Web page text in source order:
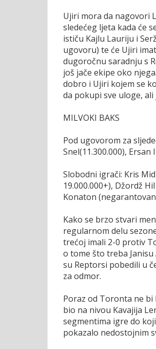
Ujiri mora da nagovori
sledećeg ljeta kada će
ističu Kajlu Lauriju i
ugovoru) te će Ujiri
dugoročnu saradnju s
još jače ekipe oko
dobro i Ujiri kojem se
da pokupi sve uloge,
MILVOKI BAKS
Pod ugovorom za
Snel(11.300.000),
Slobodni igrači: Kris
19.000.000+), Džordž
Konaton
Kako se brzo stvari
regularnom delu
trećoj imali 2-0 protiv
o tome što treba
su Reptorsi pobedili u
za odmor.
Poraz od Toronta ne
bio na nivou Kavajija
segmentima igre do
pokazalo nedostojnim